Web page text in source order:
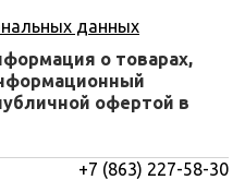
данных
о товарах,
офертой в
+7 (863) 227-58-30